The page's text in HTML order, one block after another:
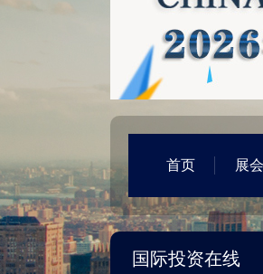
首页 展
国际投资在线